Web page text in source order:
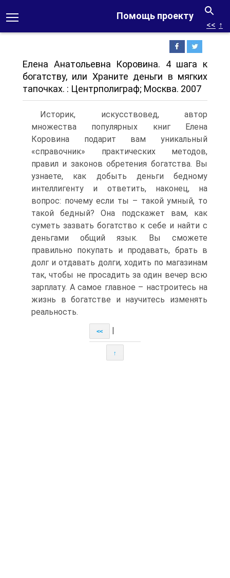
Помощь проекту
<< ↑
Елена Анатольевна Коровина. 4 шага к
богатству, или Храните деньги в мягких
тапочках. : Центрполиграф; Москва. 2007
Историк, искусствовед, автор
множества популярных книг Елена
Коровина подарит вам уникальный
«справочник» практических методов,
правил и законов обретения богатства. Вы
узнаете, как добыть деньги бедному
интеллигенту и ответить, наконец, на
вопрос: почему если ты – такой умный, то
такой бедный? Она подскажет вам, как
суметь зазвать богатство к себе и найти с
деньгами общий язык. Вы сможете
правильно покупать и продавать, брать в
долг и отдавать долги, ходить по магазинам
так, чтобы не просадить за один вечер всю
зарплату. А самое главное – настроитесь на
жизнь в богатстве и научитесь изменять
реальность.
<<
↑